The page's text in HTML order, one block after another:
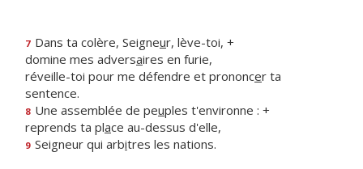
7 Dans ta colère, Seigneur, lève-toi, +
domine mes adversaires en furie,
réveille-toi pour me défendre et prononcer ta
sentence.
8 Une assemblée de peuples t'environne : +
reprends ta place au-dessus d'elle,
9 Seigneur qui arbitres les nations.